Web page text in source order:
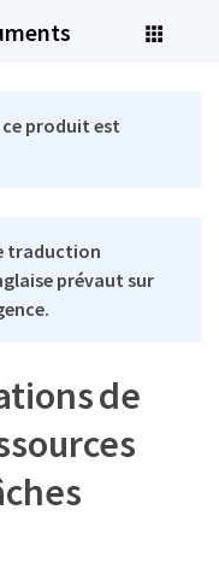
ce produit est
traduction
prévaut sur
de